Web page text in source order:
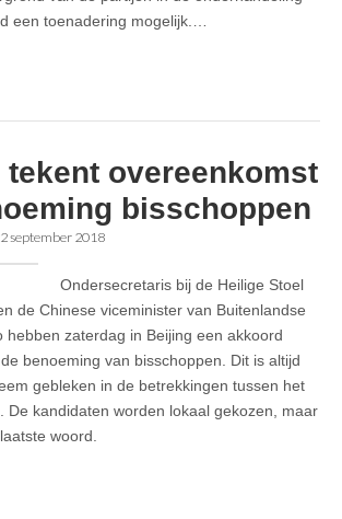
een toenadering mogelijk.…
tekent overeenkomst
bisschoppen
september 2018
Ondersecretaris bij de Heilige Stoel
de Chinese viceminister van Buitenlandse
hebben zaterdag in Beijing een akkoord
benoeming van bisschoppen. Dit is altijd
gebleken in de betrekkingen tussen het
De kandidaten worden lokaal gekozen, maar
woord.